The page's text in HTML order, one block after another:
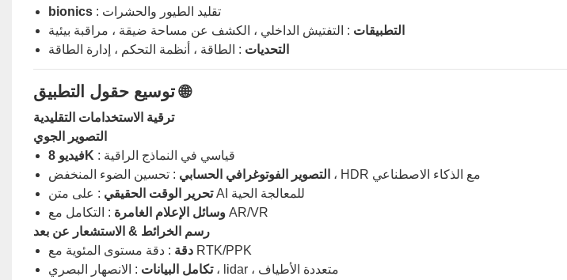
bionics
: تقليد الطيور والحشرات
التطبيقات : التفتيش الداخلي ، الكشف عن مساحة ضيقة ، مراقبة بيئية
التحديات : الطاقة ، أنظمة التحكم ، إدارة الطاقة
توسيع حقول التطبيق 🌐
ترقية الاستخدامات التقليدية
التصوير الجوي
فيديو 8K
: قياسي في النماذج الراقية
التصوير الفوتوغرافي الحسابي
: تحسين الضوء المنخفض ، HDR مع الذكاء الاصطناعي
تحرير الوقت الحقيقي
: على متن AI للمعالجة الحية
وسائل الإعلام الغامرة : التكامل مع AR/VR
رسم الخرائط & الاستشعار عن بعد
دقة : دقة مستوى المئوية مع RTK/PPK
تكامل البيانات
: الانصهار البصري ، lidar ، متعددة الأطياف